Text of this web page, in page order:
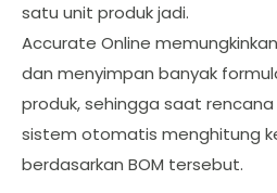
satu unit produk jadi.
Accurate Online
dan menyimpan banyak
produk, sehingga saat
sistem otomatis menghitung
berdasarkan BOM tersebut.